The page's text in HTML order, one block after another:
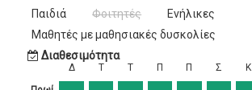
Παιδιά
Φοιτητές
Ενήλικες
Μαθητές με μαθησιακές δυσκολίες
Διαθεσιμότητα
Δ Τ Τ Π Π Σ Κ